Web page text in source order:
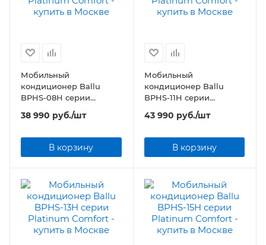
Мобильный
кондиционер Ballu
BPHS-08H серии
Platinum Comfort
38 990 руб./шт
В корзину
Мобильный
кондиционер Ballu
BPHS-11H серии
Platinum Comfort
43 990 руб./шт
В корзину